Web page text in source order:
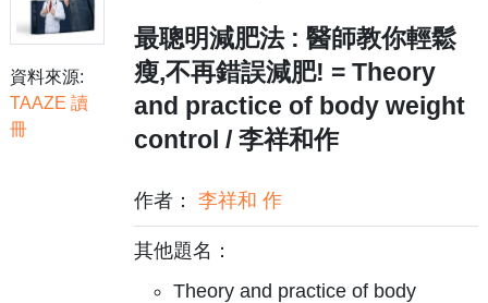
資料來源:
TAAZE 讀
冊
最聰明減肥法 : 醫師教你輕鬆
瘦,不再錯誤減肥! = Theory
and practice of body weight
control / 李祥和作
作者：李祥和 作
其他題名：
Theory and practice of body